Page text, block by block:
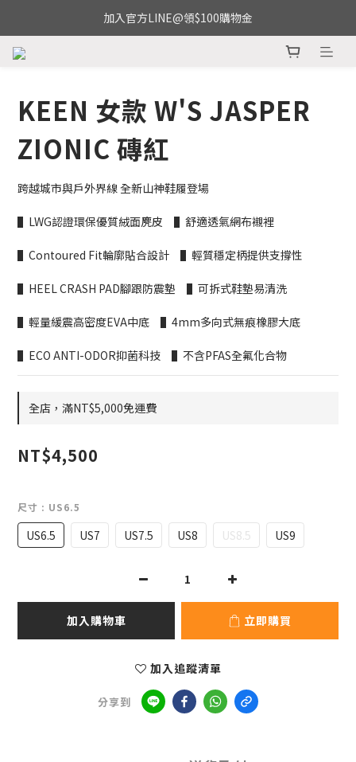
加入官方LINE@領$100購物金
KEEN 女款 W'S JASPER
ZIONIC 磚紅
跨越城市與戶外界線 全新山神鞋履登場
▌LWG認證環保優質絨面麂皮　▌舒適透氣網布襯裡
▌Contoured Fit輪廓貼合設計　▌輕質穩定柄提供支撐性
▌HEEL CRASH PAD腳跟防震墊　▌可拆式鞋墊易清洗
▌輕量緩震高密度EVA中底　▌4mm多向式無痕橡膠大底
▌ECO ANTI-ODOR抑菌科技　▌不含PFAS全氟化合物
全店，滿NT$5,000免運費
NT$4,500
尺寸 : US6.5
US6.5 US7 US7.5 US8 US8.5 US9
加入購物車 立即購買
加入追蹤清單
分享到